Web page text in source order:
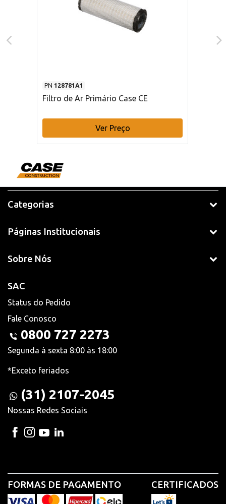
PN 128781A1
Filtro de Ar Primário Case CE
Ver Preço
Categorias
Páginas Institucionais
Sobre Nós
SAC
Status do Pedido
Fale Conosco
0800 727 2273
Segunda à sexta 8:00 às 18:00
*Exceto feriados
(31) 2107-2045
Nossas Redes Sociais
FORMAS DE PAGAMENTO CERTIFICADOS